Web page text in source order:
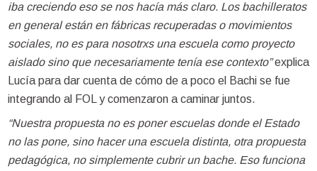
iba creciendo eso se nos hacía más claro. Los bachilleratos
en general están en fábricas recuperadas o movimientos
sociales, no es para nosotrxs una escuela como proyecto
aislado sino que necesariamente tenía ese contexto”explica
Lucía para dar cuenta de cómo de a poco el Bachi se fue
integrando al FOL y comenzaron a caminar juntos.
“Nuestra propuesta no es poner escuelas donde el Estado
no las pone, sino hacer una escuela distinta, otra propuesta
pedagógica, no simplemente cubrir un bache. Eso funciona